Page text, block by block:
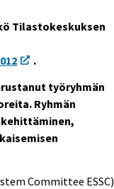
Tilastokeskuksen
.
työryhmän
Ryhmän
Committee ESSC)